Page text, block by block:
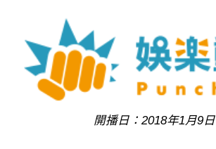
開播日：2018年1月9日